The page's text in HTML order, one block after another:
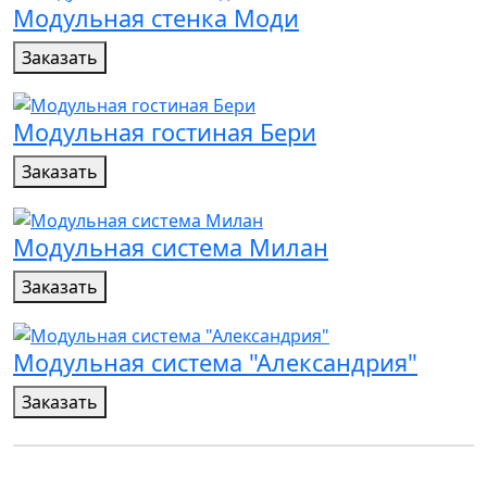
Модульная стенка Моди
Заказать
Модульная гостиная Бери
Заказать
Модульная система Милан
Заказать
Модульная система "Александрия"
Заказать